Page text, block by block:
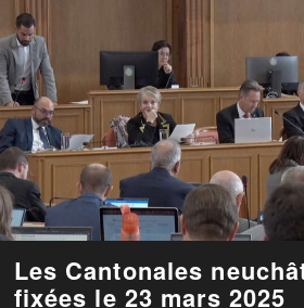
Les Cantonales
fixées le 23 mars 2025